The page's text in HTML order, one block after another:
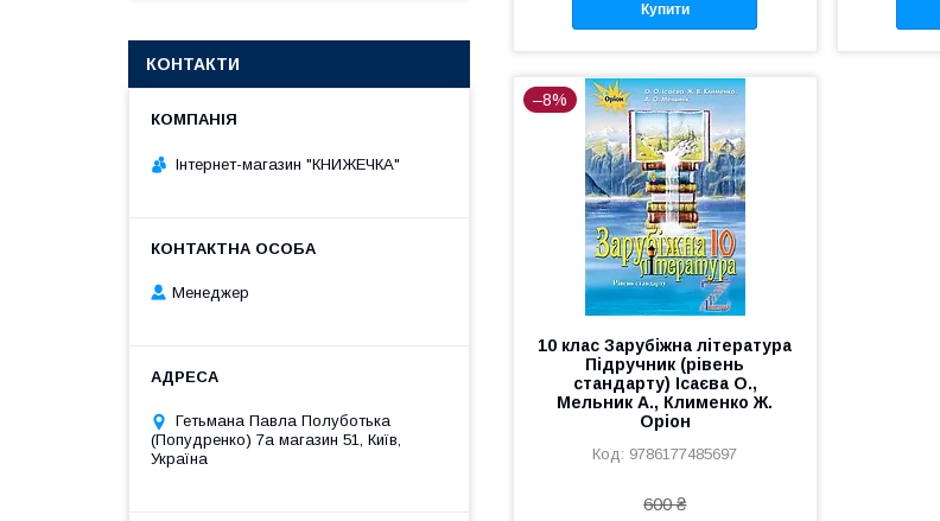
Купити
–8%
10 клас Зарубіжна література
Підручник (рівень
стандарту) Ісаєва О.,
Мельник А., Клименко Ж.
Оріон
9786177485697
600 ₴
КОНТАКТИ
Інтернет-магазин "КНИЖЕЧКА"
Менеджер
Гетьмана Павла Полуботька
(Попудренко) 7а магазин 51, Київ,
Україна